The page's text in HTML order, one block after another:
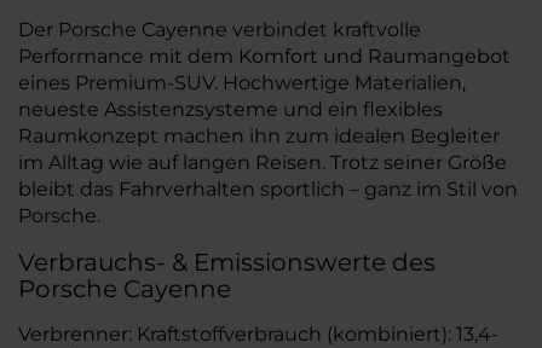
Der Porsche Cayenne verbindet kraftvolle
Performance mit dem Komfort und Raumangebot
eines Premium-SUV. Hochwertige Materialien,
neueste Assistenzsysteme und ein flexibles
Raumkonzept machen ihn zum idealen Begleiter
im Alltag wie auf langen Reisen. Trotz seiner Größe
bleibt das Fahrverhalten sportlich – ganz im Stil von
Porsche.
Verbrauchs- & Emissionswerte des
Porsche Cayenne
Verbrenner: Kraftstoffverbrauch (kombiniert): 13,4-